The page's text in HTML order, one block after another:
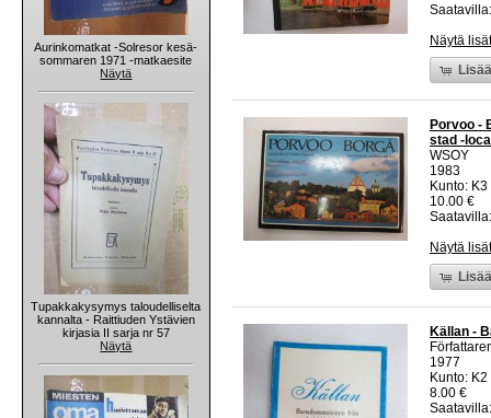
Aurinkomatkat -Solresor kesä-
sommaren 1971 -matkaesite
Näytä
Tupakkakysymys taloudelliselta
kannalta - Raittiuden Ystävien
kirjasia II sarja nr 57
Näytä
Näytä
Porvoo -
stad -
WSOY
1983
Kunto:
10.00 €
Näytä
Källan -
1977
Kunto:
8.00 €